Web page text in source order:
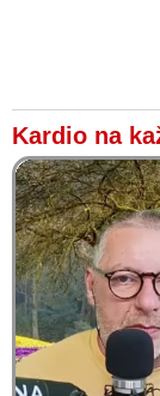
Kardio na